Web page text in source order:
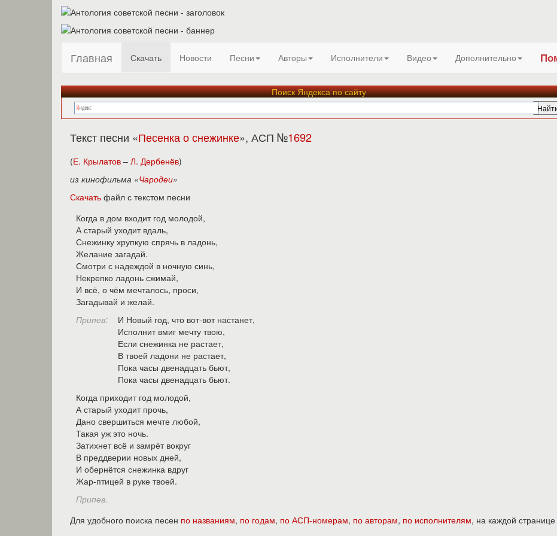
Главная Скачать Новости Песни Авторы Исполнители Видео Дополнительно
Поиск Яндекса по сайту
Текст песни «Песенка о снежинке», АСП №1692
(Е. Крылатов – Л. Дербенёв)
из кинофильма «Чародеи»
Скачать файл с текстом песни
Когда в дом входит год молодой,
А старый уходит вдаль,
Снежинку хрупкую спрячь в ладонь,
Желание загадай.
Смотри с надеждой в ночную синь,
Некрепко ладонь сжимай,
И всё, о чём мечталось, проси,
Загадывай и желай.
Припев:
И Новый год, что вот-вот настанет,
Исполнит вмиг мечту твою,
Если снежинка не растает,
В твоей ладони не растает,
Пока часы двенадцать бьют,
Пока часы двенадцать бьют.
Когда приходит год молодой,
А старый уходит прочь,
Дано свершиться мечте любой,
Такая уж это ночь.
Затихнет всё и замрёт вокруг
В преддверии новых дней,
И обернётся снежинка вдруг
Жар-птицей в руке твоей.
Припев.
Для удобного поиска песен по названиям, по годам, по АСП-номерам, по авторам, по исполнителям, на каждой